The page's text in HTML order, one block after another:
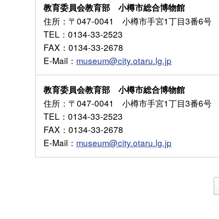
教育委員会教育部 小樽市総合博物館
住所 ：〒047-0041 小樽市手宮1丁目3番6号
TEL ：0134-33-2523
FAX ：0134-33-2678
E-Mail ： museum@city.otaru.lg.jp
教育委員会教育部 小樽市総合博物館
住所 ：〒047-0041 小樽市手宮1丁目3番6号
TEL ：0134-33-2523
FAX ：0134-33-2678
E-Mail ： museum@city.otaru.lg.jp